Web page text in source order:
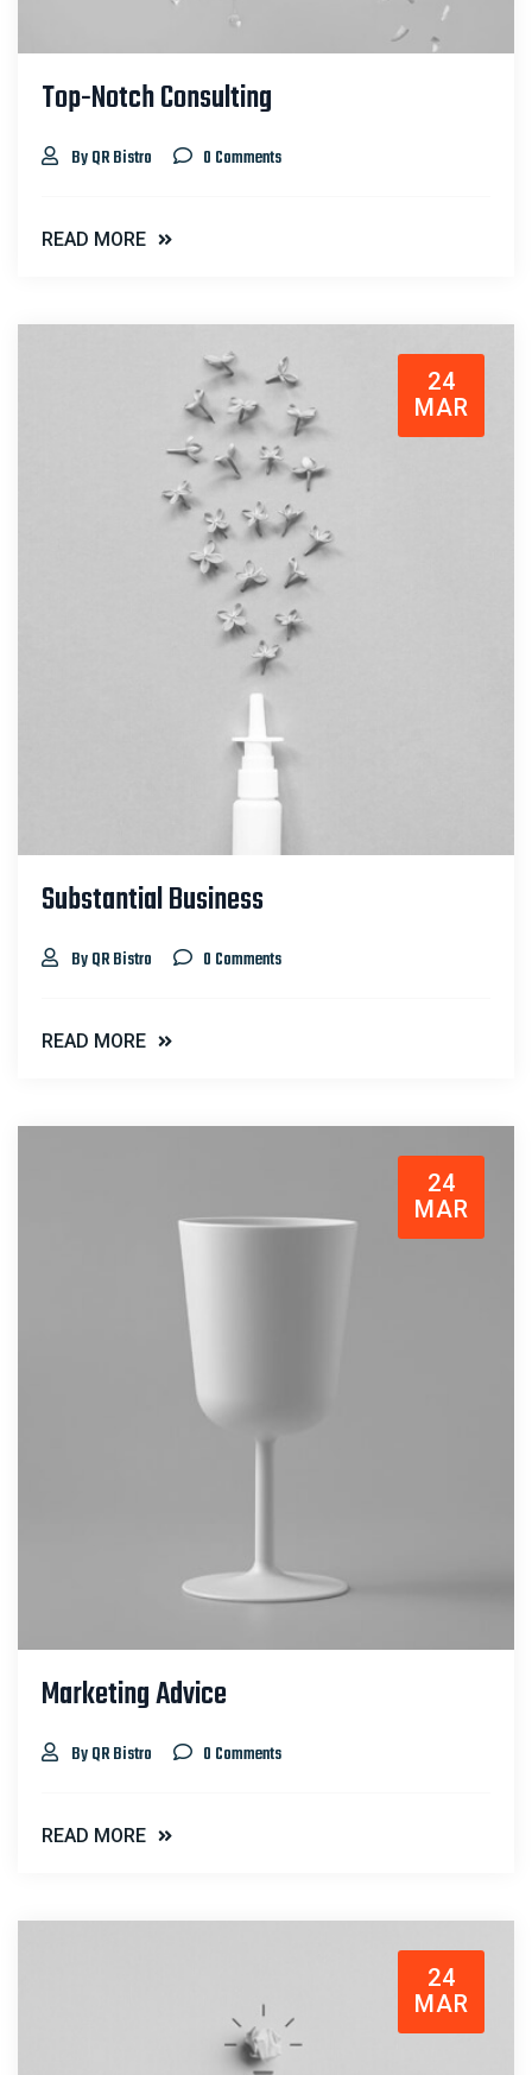
Top-Notch Consulting
By QR Bistro 0 Comments
READ MORE
24
MAR
Substantial Business
By QR Bistro 0 Comments
READ MORE
24
MAR
Marketing Advice
By QR Bistro 0 Comments
READ MORE
24
MAR